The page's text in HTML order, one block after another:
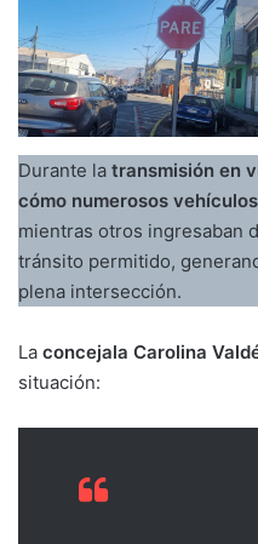
Durante la transmisión en
cómo numerosos
mientras otros ingresaban
tránsito permitido,
plena intersección.
La concejala Carolina
situación: